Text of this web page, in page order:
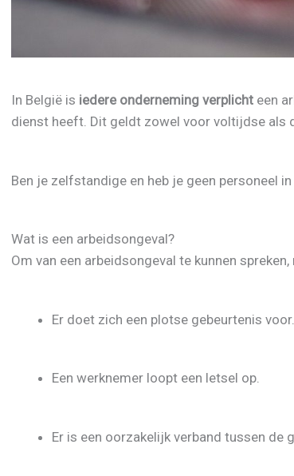
In België is iedere onderneming verplicht een
dienst heeft. Dit geldt zowel voor voltijdse als
Ben je zelfstandige en heb je geen personeel
Wat is een arbeidsongeval?
Om van een arbeidsongeval te kunnen
Er doet zich een plotse gebeurtenis voor.
Een werknemer loopt een letsel op.
Er is een oorzakelijk verband tussen de